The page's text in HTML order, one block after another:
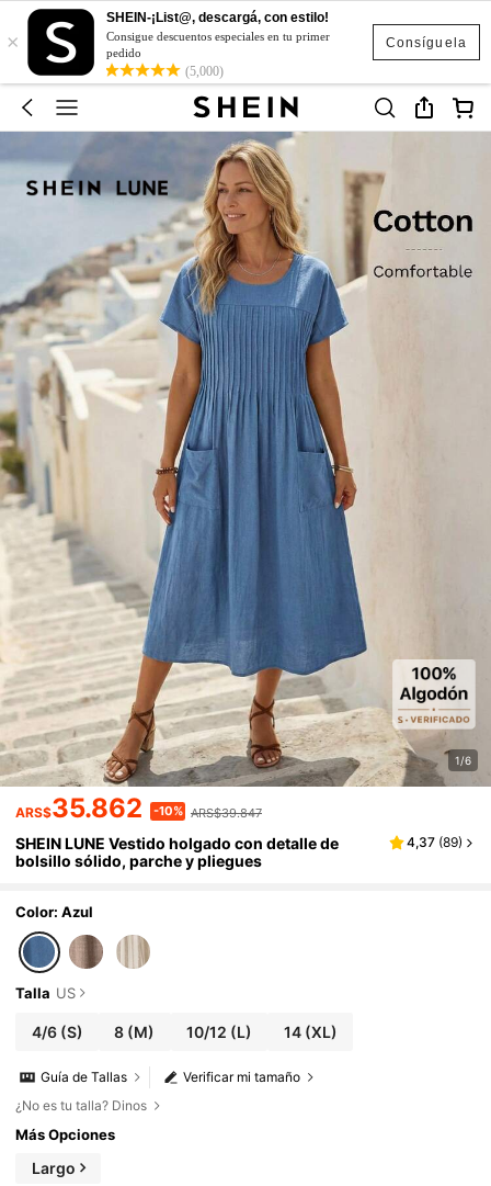
Consíguela
×
SHEIN-¡List@, descargá, con estilo!
Consigue descuentos especiales en tu primer
pedido
(5,000)
1/6
ARS$35.862 -10% ARS$39.847
SHEIN LUNE Vestido holgado con detalle de
bolsillo sólido, parche y pliegues
4,37 (89)
Color: Azul
Talla US
4/6(S) 8 (M) 10/12 (L) 14(XL)
Verificar mi tamaño
Guía de Tallas
¿No es tu talla? Dinos
Más Opciones
Largo